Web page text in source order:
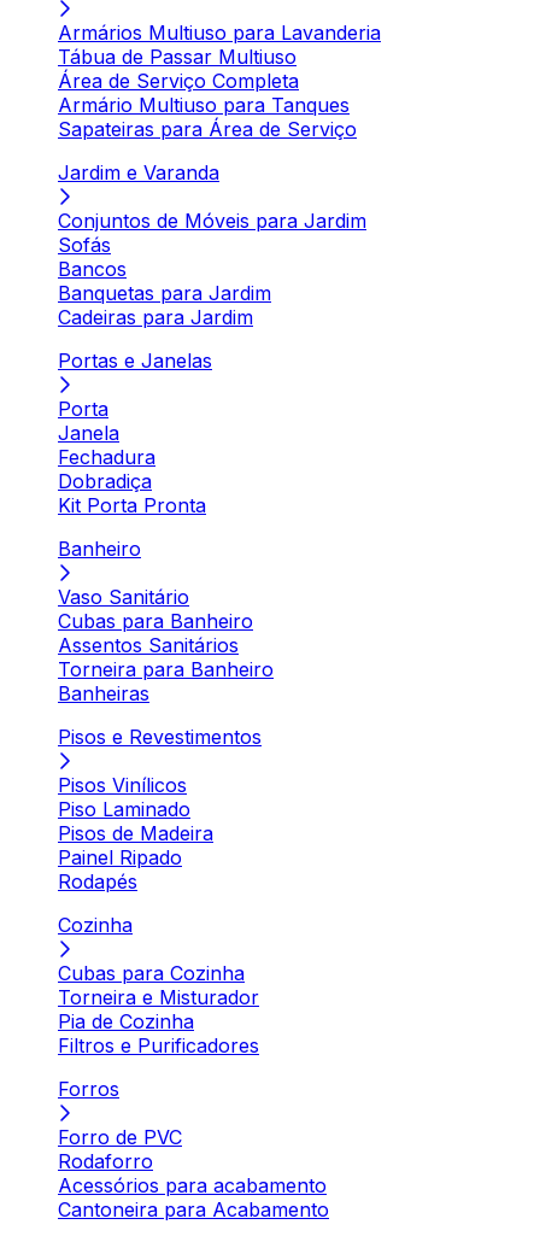
Armários Multiuso para Lavanderia
Tábua de Passar Multiuso
Área de Serviço Completa
Armário Multiuso para Tanques
Sapateiras para Área de Serviço
Jardim e Varanda
Conjuntos de Móveis para Jardim
Sofás
Bancos
Banquetas para Jardim
Cadeiras para Jardim
Portas e Janelas
Porta
Janela
Fechadura
Dobradiça
Kit Porta Pronta
Banheiro
Vaso Sanitário
Cubas para Banheiro
Assentos Sanitários
Torneira para Banheiro
Banheiras
Pisos e Revestimentos
Pisos Vinílicos
Piso Laminado
Pisos de Madeira
Painel Ripado
Rodapés
Cozinha
Cubas para Cozinha
Torneira e Misturador
Pia de Cozinha
Filtros e Purificadores
Forros
Forro de PVC
Rodaforro
Acessórios para acabamento
Cantoneira para Acabamento